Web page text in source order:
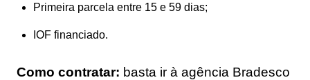
Primeira parcela entre 15 e 59 dias;
IOF financiado.
Como contratar: basta ir à agência Bradesco